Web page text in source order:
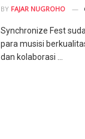
BY FAJAR NUGROHO
Synchronize Fest
para musisi
dan kolaborasi ...